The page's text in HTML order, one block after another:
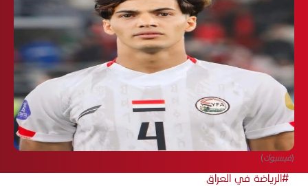
(فيسبوك)
#الرياضة في العراق